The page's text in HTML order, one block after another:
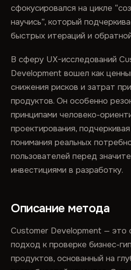
сфокусировался на цикле
научись”, который
быстрых итераций и
В сферу UX-исследований
Development вошел как
снижения рисков и затрат
продуктов. Он особенно
принципами человеко-
проектирования,
понимания реальных
пользователей перед
инвестициями в разработку.
Описание метода
Customer Development — это
подход к проверке бизнес-
продуктов, основанный на